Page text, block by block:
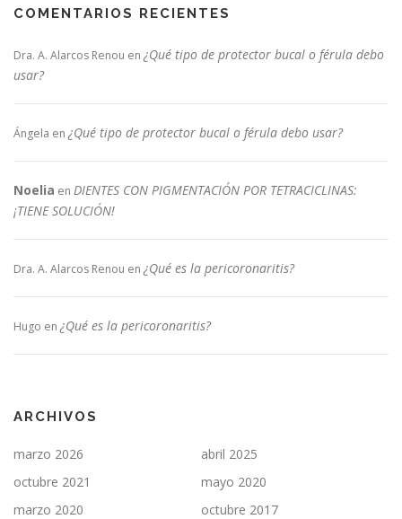
COMENTARIOS RECIENTES
Dra. A. Alarcos Renou en ¿Qué tipo de protector bucal o férula debo
usar?
Ángela en ¿Qué tipo de protector bucal o férula debo usar?
Noelia en DIENTES CON PIGMENTACIÓN POR TETRACICLINAS:
¡TIENE SOLUCIÓN!
Dra. A. Alarcos Renou en ¿Qué es la pericoronaritis?
Hugo en ¿Qué es la pericoronaritis?
ARCHIVOS
marzo 2026
abril 2025
octubre 2021
mayo 2020
marzo 2020
octubre 2017